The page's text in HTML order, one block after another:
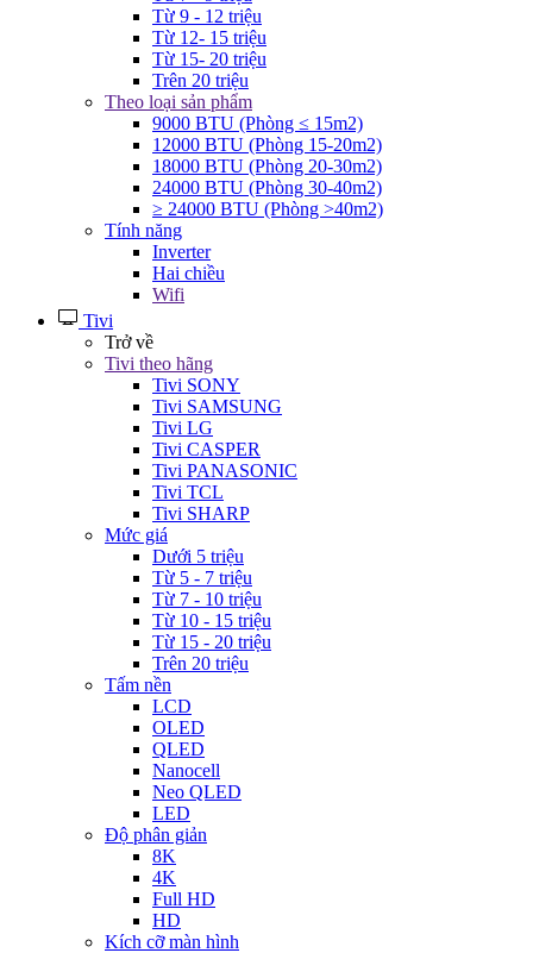
Từ 9 - 12 triệu
Từ 12- 15 triệu
Từ 15- 20 triệu
Trên 20 triệu
Theo loại sản phẩm
9000 BTU (Phòng ≤ 15m2)
12000 BTU (Phòng 15-20m2)
18000 BTU (Phòng 20-30m2)
24000 BTU (Phòng 30-40m2)
≥ 24000 BTU (Phòng >40m2)
Tính năng
Inverter
Hai chiều
Wifi
Tivi
Trở về
Tivi theo hãng
Tivi SONY
Tivi SAMSUNG
Tivi LG
Tivi CASPER
Tivi PANASONIC
Tivi TCL
Tivi SHARP
Mức giá
Dưới 5 triệu
Từ 5 - 7 triệu
Từ 7 - 10 triệu
Từ 10 - 15 triệu
Từ 15 - 20 triệu
Trên 20 triệu
Tấm nền
LCD
OLED
QLED
Nanocell
Neo QLED
LED
Độ phân giản
8K
4K
Full HD
HD
Kích cỡ màn hình